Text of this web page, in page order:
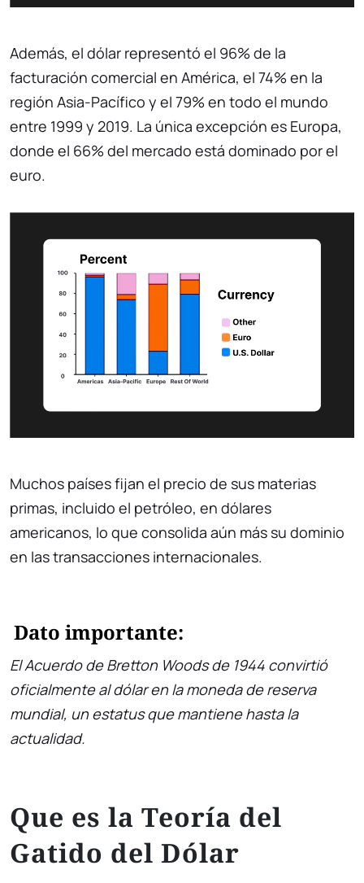
Además, el dólar representó el 96% de la
facturación comercial en América, el 74% en la
región Asia-Pacífico y el 79% en todo el mundo
entre 1999 y 2019. La única excepción es Europa,
donde el 66% del mercado está dominado por el
euro.
Muchos países fijan el precio de sus materias
primas, incluido el petróleo, en dólares
americanos, lo que consolida aún más su dominio
en las transacciones internacionales.
Dato importante:
El Acuerdo de Bretton Woods de 1944 convirtió
oficialmente al dólar en la moneda de reserva
mundial, un estatus que mantiene hasta la
actualidad.
Que es la Teoría del
Gatido del Dólar